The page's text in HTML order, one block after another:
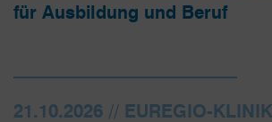
für Ausbildung und Beruf
21.10.2026 // EUREGIO-